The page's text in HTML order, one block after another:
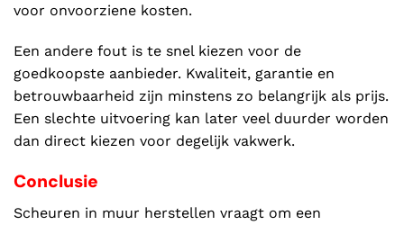
voor onvoorziene kosten.
Een andere fout is te snel kiezen voor de
goedkoopste aanbieder. Kwaliteit, garantie en
betrouwbaarheid zijn minstens zo belangrijk als prijs.
Een slechte uitvoering kan later veel duurder worden
dan direct kiezen voor degelijk vakwerk.
Conclusie
Scheuren in muur herstellen vraagt om een